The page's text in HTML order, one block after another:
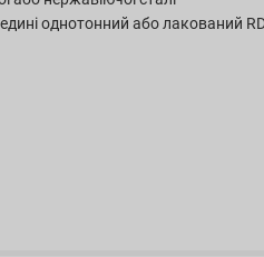
однотонний або лакований